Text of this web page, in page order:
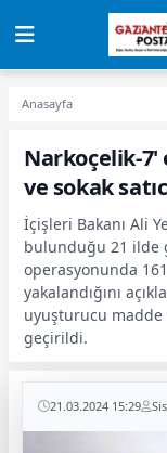
Anasayfa
Narkoçelik-7'
ve sokak
İçişleri Bakanı Ali
bulunduğu 21 ilde
operasyonunda 161
yakalandığını
uyuşturucu
geçirildi.
21.03.2024 15:29